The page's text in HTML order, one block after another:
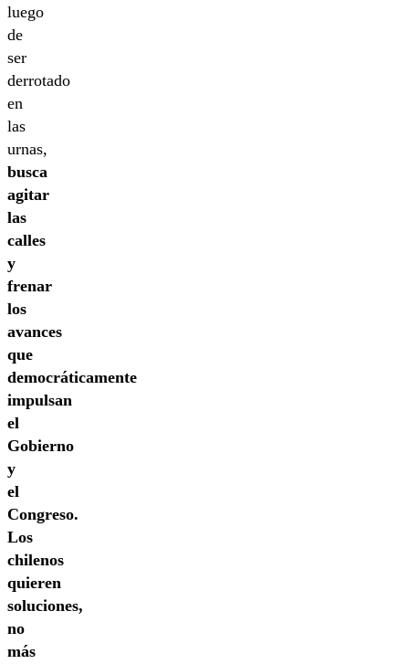
luego
de
ser
derrotado
en
las
urnas,
busca
agitar
las
calles
y
frenar
los
avances
que
democráticamente
impulsan
el
Gobierno
y
el
Congreso.
Los
chilenos
quieren
soluciones,
no
más